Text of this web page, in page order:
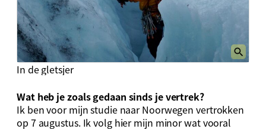
In de gletsjer
Wat heb je zoals gedaan sinds je vertrek?
Ik ben voor mijn studie naar Noorwegen vertrokken
op 7 augustus. Ik volg hier mijn minor wat vooral